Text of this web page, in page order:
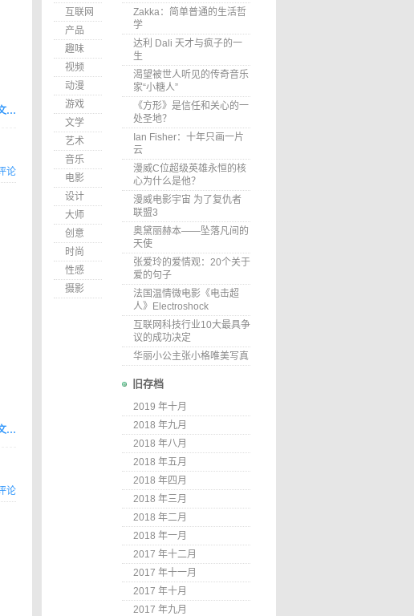
…
论
…
论
互联网
产品
趣味
视频
动漫
游戏
文学
艺术
音乐
电影
设计
大师
创意
时尚
性感
摄影
Zakka：简单普通的生活哲
学
达利 Dali 天才与疯子的一
生
渴望被世人听见的传奇音乐
家“小糖人”
《方形》是信任和关心的一
处圣地？
Ian Fisher：十年只画一片
云
漫威C位超级英雄永恒的核
心为什么是他？
漫威电影宇宙 为了复仇者
联盟3
奥黛丽赫本——坠落凡间的
天使
张爱玲的爱情观：20个关于
爱的句子
法国温情微电影《电击超
人》Electroshock
互联网科技行业10大最具争
议的成功决定
华丽小公主张小格唯美写真
旧存档
2019 年十月
2018 年九月
2018 年八月
2018 年五月
2018 年四月
2018 年三月
2018 年二月
2018 年一月
2017 年十二月
2017 年十一月
2017 年十月
2017 年九月